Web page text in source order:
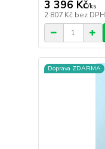
3 396 Kč/ks
2 807 Kč bez DPH
Doprava ZDARMA